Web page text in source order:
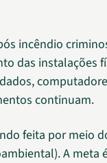
incêndio
das instalações
continuam.
feita por meio
A meta